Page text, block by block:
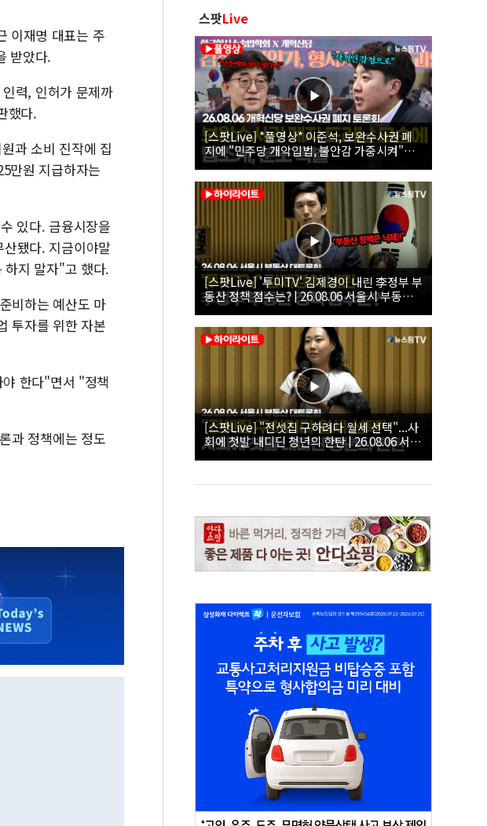
이재명 대표는 주
받았다.
력, 인허가 문제까
했다.
과 소비 진작에 집
만원 지급하자는
있다. 금융시장을
됐다. 지금이야말
하지 말자"고 했다.
비하는 예산도 마
투자를 위한 자본
한다"면서 "정책
과 정책에는 정도
스팟Live
[스팟Live] *풀영상* 이준석, 보완수사권 폐
지에 "민주당 개악입법, 불안감 가중시켜"｜
26.08.06 개혁신당 보완수사권 폐지 토론회
[스팟Live] '투미TV' 김제경이 내린 李정부 부
동산 정책 점수는? | 26.08.06 서울시 부동산
대토론회
[스팟Live] "전셋집 구하려다 월세 선택"...사
회에 첫발 내디딘 청년의 한탄 | 26.08.06 서울
시 부동산 대토론회